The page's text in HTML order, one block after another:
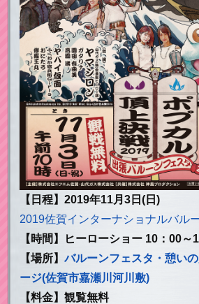
【日程】2019年11月3日(日)
2019佐賀インターナショナルバル
【時間】ヒーローショー 10：00～
【場所】バルーンフェスタ・憩い
ージ(佐賀市嘉瀬川河川敷)
【料金】観覧無料